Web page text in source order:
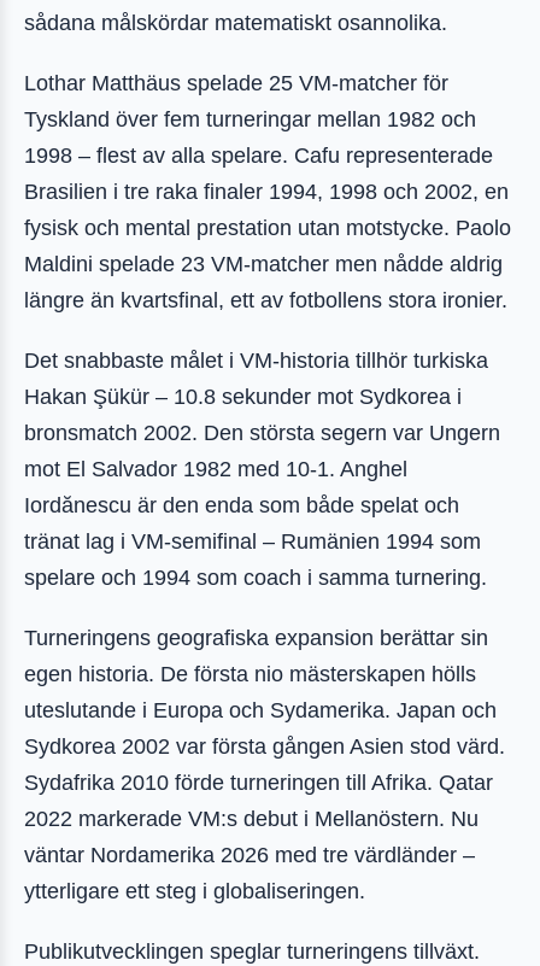
sådana målskördar matematiskt osannolika.
Lothar Matthäus spelade 25 VM-matcher för
Tyskland över fem turneringar mellan 1982 och
1998 – flest av alla spelare. Cafu representerade
Brasilien i tre raka finaler 1994, 1998 och 2002, en
fysisk och mental prestation utan motstycke. Paolo
Maldini spelade 23 VM-matcher men nådde aldrig
längre än kvartsfinal, ett av fotbollens stora ironier.
Det snabbaste målet i VM-historia tillhör turkiska
Hakan Şükür – 10.8 sekunder mot Sydkorea i
bronsmatch 2002. Den största segern var Ungern
mot El Salvador 1982 med 10-1. Anghel
Iordănescu är den enda som både spelat och
tränat lag i VM-semifinal – Rumänien 1994 som
spelare och 1994 som coach i samma turnering.
Turneringens geografiska expansion berättar sin
egen historia. De första nio mästerskapen hölls
uteslutande i Europa och Sydamerika. Japan och
Sydkorea 2002 var första gången Asien stod värd.
Sydafrika 2010 förde turneringen till Afrika. Qatar
2022 markerade VM:s debut i Mellanöstern. Nu
väntar Nordamerika 2026 med tre värdländer –
ytterligare ett steg i globaliseringen.
Publikutvecklingen speglar turneringens tillväxt.